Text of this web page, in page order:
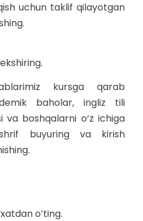
uchun taklif qilayotgan
kursga qarab
baholar, ingliz tili
va boshqalarni o‘z ichiga
buyuring va kirish
oʻting.